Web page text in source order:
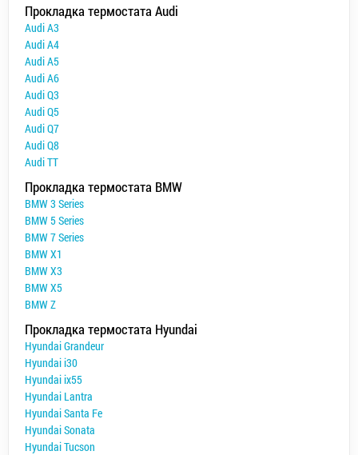
Прокладка термостата Audi
Audi A3
Audi A4
Audi A5
Audi A6
Audi Q3
Audi Q5
Audi Q7
Audi Q8
Audi TT
Прокладка термостата BMW
BMW 3 Series
BMW 5 Series
BMW 7 Series
BMW X1
BMW X3
BMW X5
BMW Z
Прокладка термостата Hyundai
Hyundai Grandeur
Hyundai i30
Hyundai ix55
Hyundai Lantra
Hyundai Santa Fe
Hyundai Sonata
Hyundai Tucson